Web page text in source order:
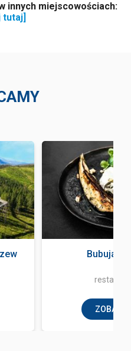
innych miejscowościach:
tutaj]
Bubuja
ZOBACZ